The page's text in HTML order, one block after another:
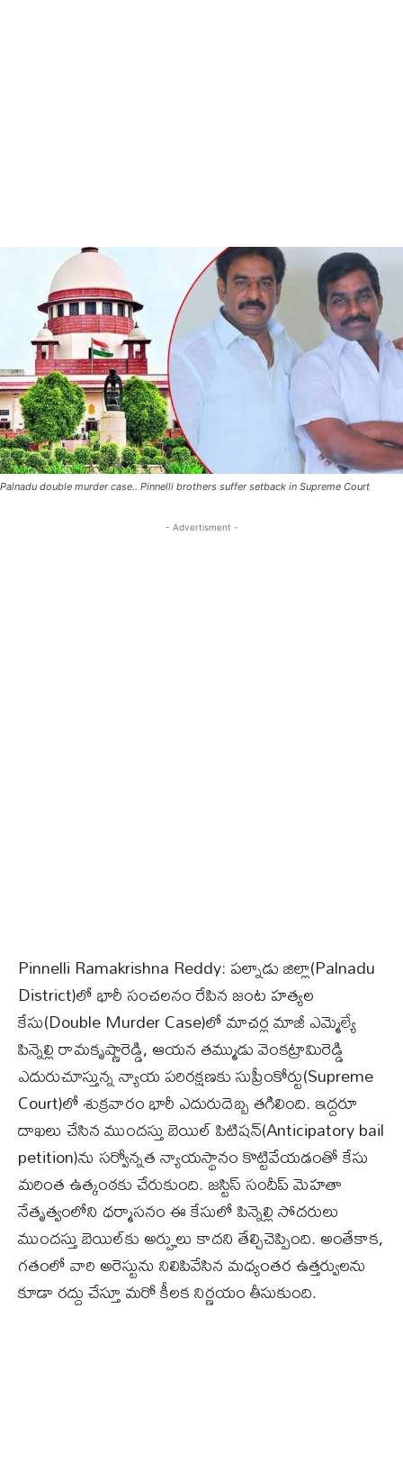
Palnadu double murder case.. Pinnelli brothers suffer setback in Supreme Court
- Advertisment -
Pinnelli Ramakrishna Reddy: పల్నాడు జిల్లా(Palnadu
District)లో భారీ సంచలనం రేపిన జంట హత్యల
కేసు(Double Murder Case)లో మాచర్ల మాజీ ఎమ్మెల్యే
పిన్నెల్లి రామకృష్ణారెడ్డి, ఆయన తమ్ముడు వెంకట్రామిరెడ్డి
ఎదురుచూస్తున్న న్యాయ పరిరక్షణకు సుప్రీంకోర్టు(Supreme
Court)లో శుక్రవారం భారీ ఎదురుదెబ్బ తగిలింది. ఇద్దరూ
దాఖలు చేసిన ముందస్తు బెయిల్ పిటిషన్‌(Anticipatory bail
petition)ను సర్వోన్నత న్యాయస్థానం కొట్టివేయడంతో కేసు
మరింత ఉత్కంఠకు చేరుకుంది. జస్టిస్ సందీప్ మెహతా
నేతృత్వంలోని ధర్మాసనం ఈ కేసులో పిన్నెల్లి సోదరులు
ముందస్తు బెయిల్‌కు అర్హులు కాదని తేల్చిచెప్పింది. అంతేకాక,
గతంలో వారి అరెస్టును నిలిపివేసిన మధ్యంతర ఉత్తర్వులను
కూడా రద్దు చేస్తూ మరో కీలక నిర్ణయం తీసుకుంది.